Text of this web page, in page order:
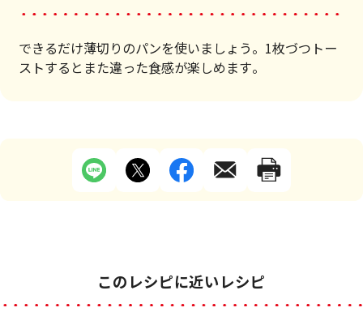
できるだけ薄切りのパンを使いましょう。1枚づつトー
ストするとまた違った食感が楽しめます。
このレシピに近いレシピ